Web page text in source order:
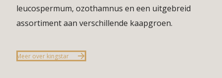
leucospermum, ozothamnus en een uitgebreid
assortiment aan verschillende kaapgroen.
Meer over kingstar